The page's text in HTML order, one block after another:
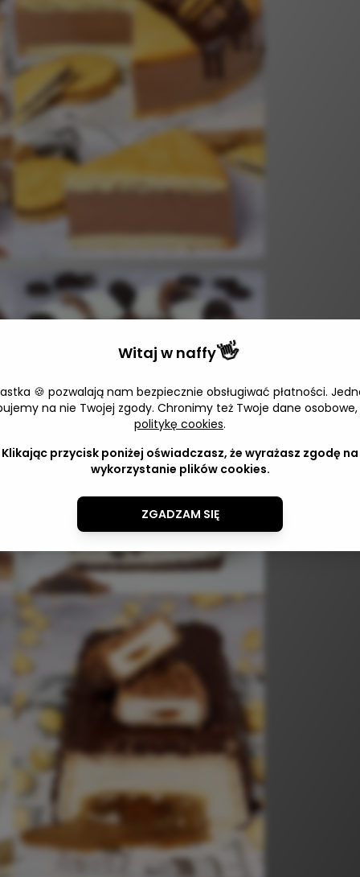
Adres
Witaj w naffy 👋
🍪 pozwalają nam bezpiecznie obsługiwać płatności.
na nie Twojej zgody. Chronimy też Twoje dane
politykę cookies.
Klikając przycisk poniżej oświadczasz, że wyrażasz zgodę na
wykorzystanie plików cookies.
ZGADZAM SIĘ